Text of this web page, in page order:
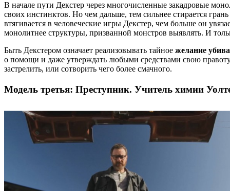
В начале пути Декстер через многочисленные закадровые
своих инстинктов. Но чем дальше, тем сильнее стирается
втягивается в человеческие игры Декстер, чем больше он
монолитнее структуры, призванной монстров выявлять. И
Быть Декстером означает реализовывать тайное желание
о помощи и даже утверждать любыми средствами свою
застрелить, или сотворить чего более смачного.
Модель третья: Преступник. Учитель химии